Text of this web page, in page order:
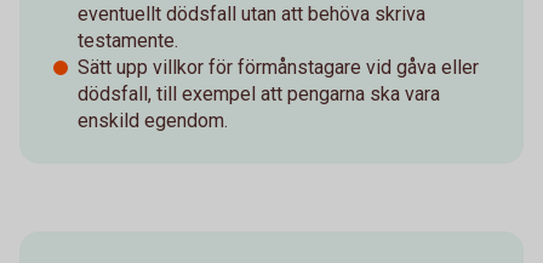
eventuellt dödsfall utan att behöva skriva
testamente.
Sätt upp villkor för förmånstagare vid gåva eller
dödsfall, till exempel att pengarna ska vara
enskild egendom.